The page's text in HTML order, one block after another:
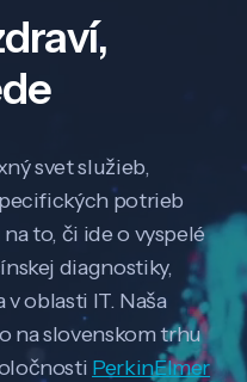
svet služieb,
potrieb
to, či ide o vyspelé
diagnostiky,
oblasti IT. Naša
na slovenskom trhu
PerkinElmer